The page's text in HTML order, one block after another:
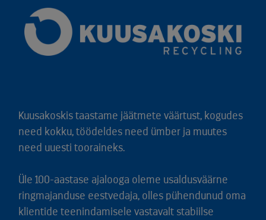
Kuusakoskis taastame jäätmete väärtust, kogudes
need kokku, töödeldes need ümber ja muutes
need uuesti tooraineks.
Üle 100-aastase ajalooga oleme usaldusväärne
ringmajanduse eestvedaja, olles pühendunud oma
klientide teenindamisele vastavalt stabiilse